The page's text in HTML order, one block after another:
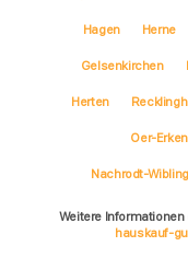
Hagen Herne
Gelsenkirchen
Herten
Oer-
Nachrodt-
Weitere
hauskauf-